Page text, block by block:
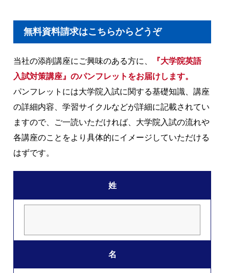
無料資料請求はこちらからどうぞ
当社の添削講座にご興味のある方に、
『大学院英語
入試対策講座』のパンフレットをお届けします。
パンフレットには大学院入試に関する基礎知識、講座
の詳細内容、学習サイクルなどが詳細に記載されてい
ますので、ご一読いただければ、大学院入試の流れや
各講座のことをより具体的にイメージしていただける
はずです。
姓
名